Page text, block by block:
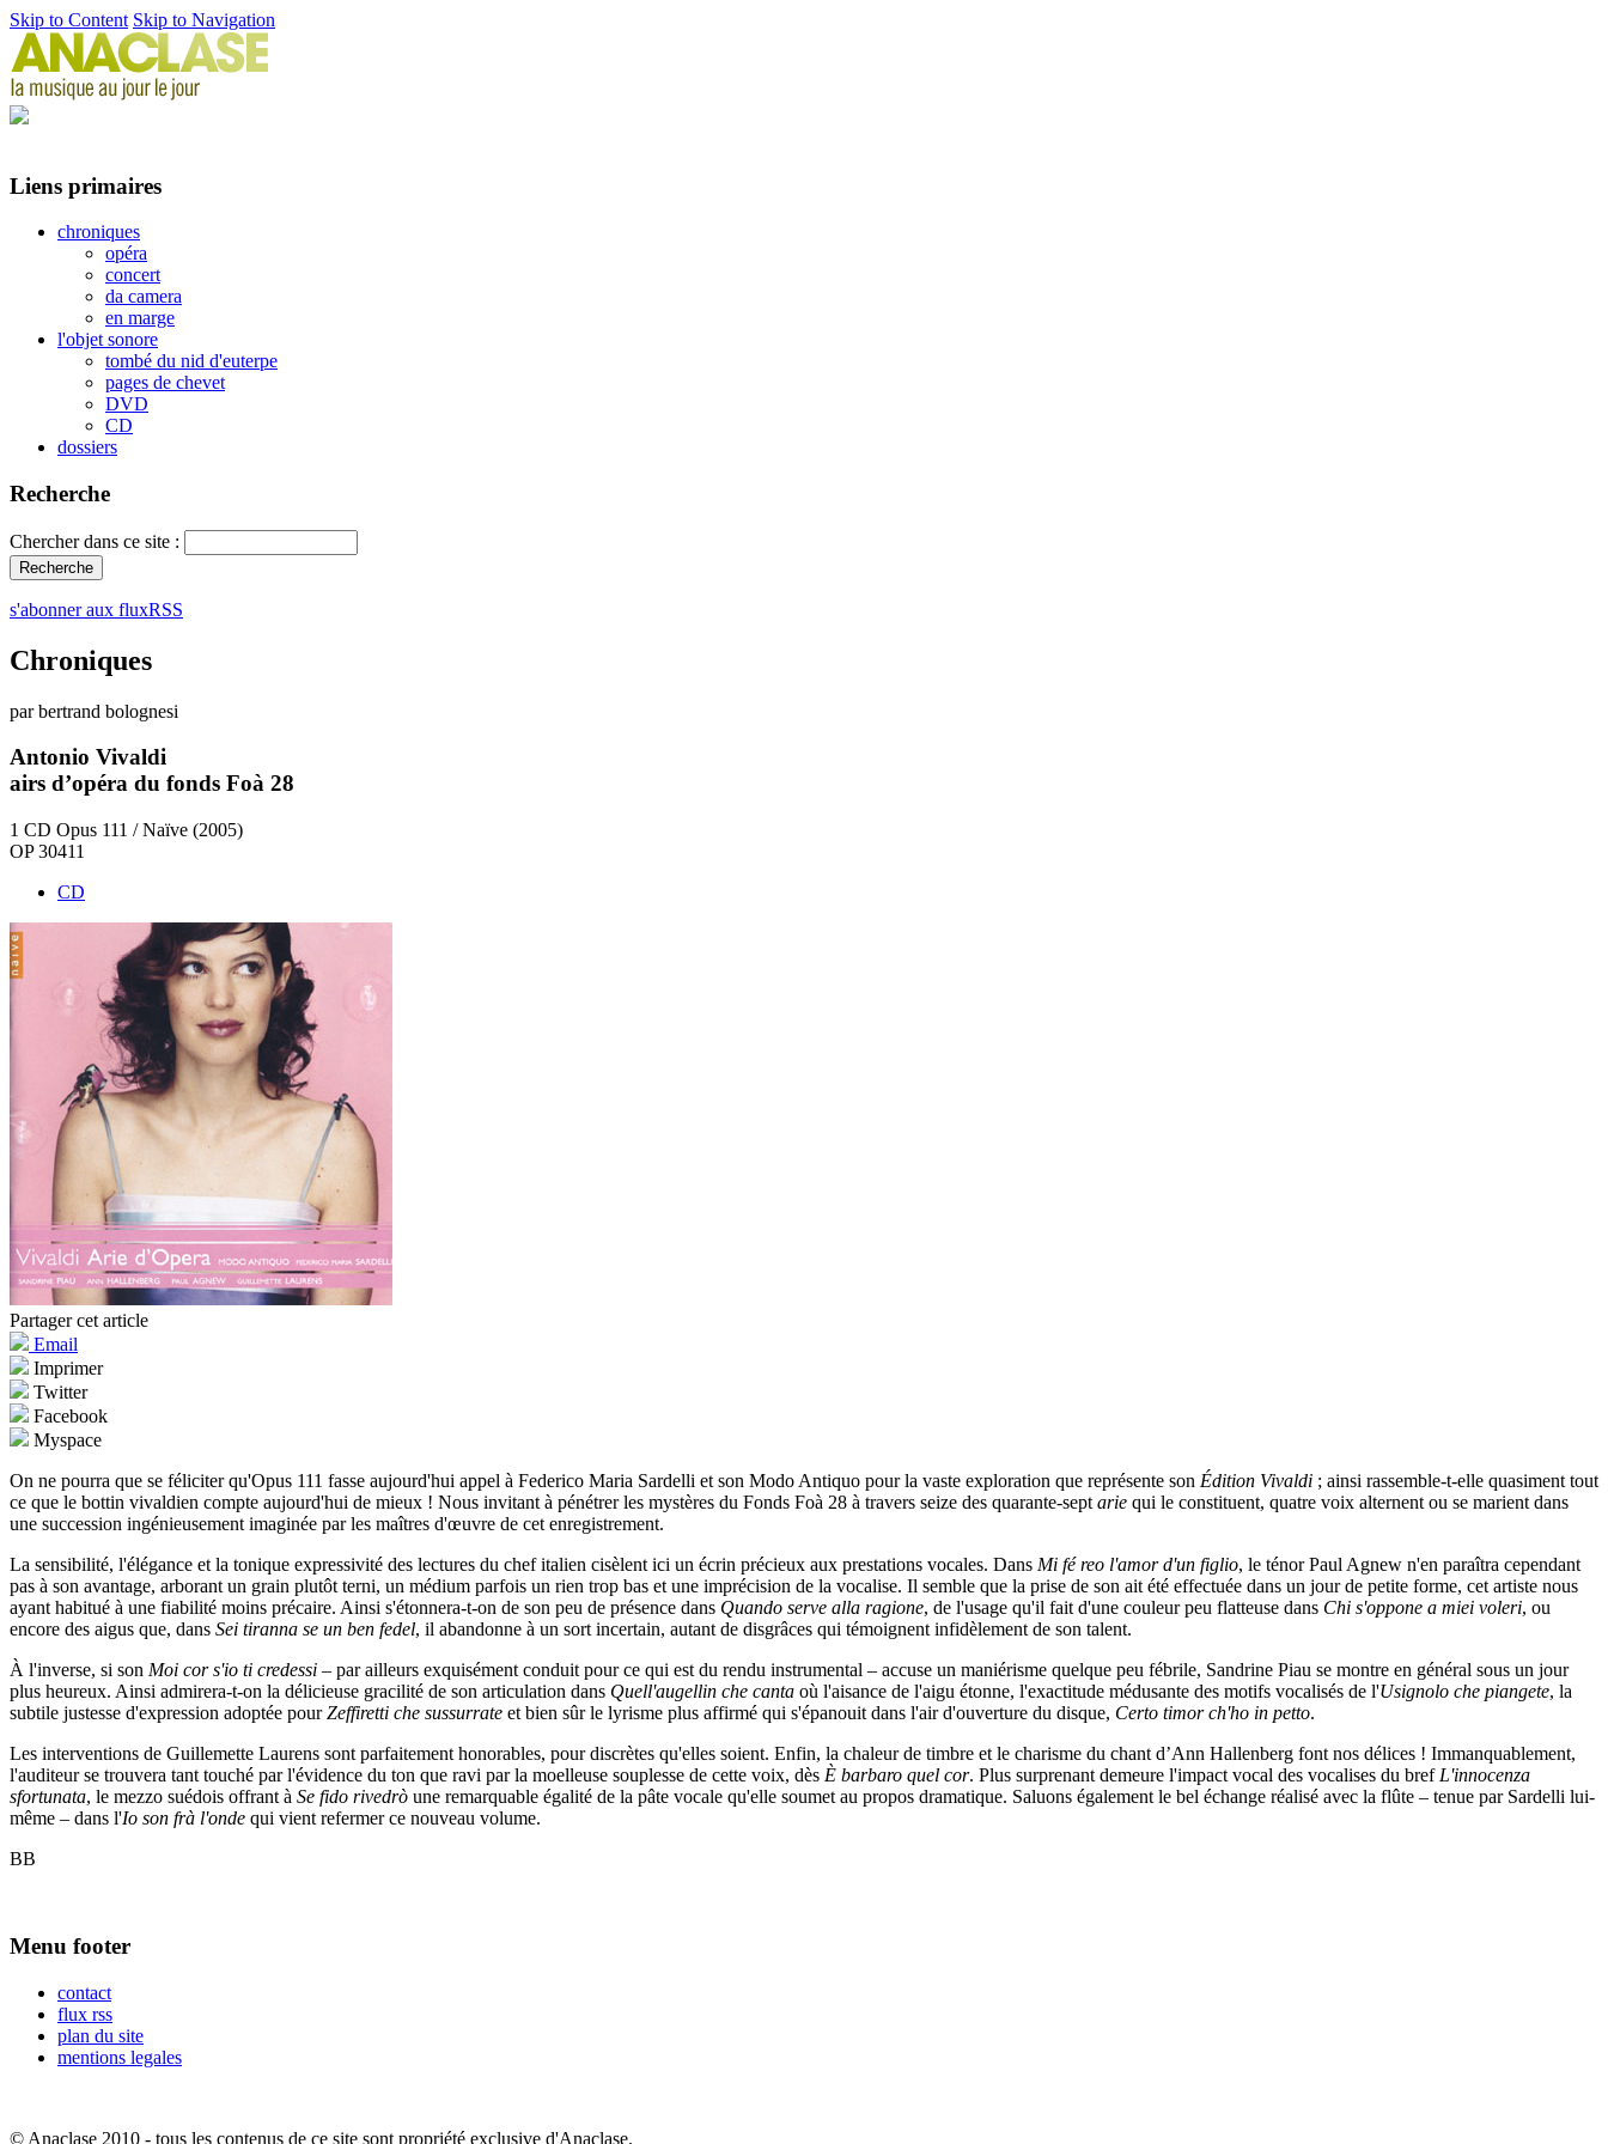
Skip to Content Skip to Navigation
Liens primaires
chroniques
opéra
concert
da camera
en marge
l'objet sonore
tombé du nid d'euterpe
pages de chevet
DVD
CD
dossiers
Recherche
Chercher dans ce site :
s'abonner aux fluxRSS
Chroniques
par bertrand bolognesi
Antonio Vivaldi
airs d’opéra du fonds Foà 28
1 CD Opus 111 / Naïve (2005)
OP 30411
CD
Partager cet article
Email
Imprimer
Twitter
Facebook
Myspace
On ne pourra que se féliciter qu'Opus 111 fasse aujourd'hui appel à Federico Maria Sardelli et son Modo Antiquo pour la vaste exploration que représente son Édition Vivaldi ; ainsi rassemble-t-elle quasiment tout
ce que le bottin vivaldien compte aujourd'hui de mieux ! Nous invitant à pénétrer les mystères du Fonds Foà 28 à travers seize des quarante-sept arie qui le constituent, quatre voix alternent ou se marient dans
une succession ingénieusement imaginée par les maîtres d'œuvre de cet enregistrement.
La sensibilité, l'élégance et la tonique expressivité des lectures du chef italien cisèlent ici un écrin précieux aux prestations vocales. Dans Mi fé reo l'amor d'un figlio, le ténor Paul Agnew n'en paraîtra cependant
pas à son avantage, arborant un grain plutôt terni, un médium parfois un rien trop bas et une imprécision de la vocalise. Il semble que la prise de son ait été effectuée dans un jour de petite forme, cet artiste nous
ayant habitué à une fiabilité moins précaire. Ainsi s'étonnera-t-on de son peu de présence dans Quando serve alla ragione, de l'usage qu'il fait d'une couleur peu flatteuse dans Chi s'oppone a miei voleri, ou
encore des aigus que, dans Sei tiranna se un ben fedel, il abandonne à un sort incertain, autant de disgrâces qui témoignent infidèlement de son talent.
À l'inverse, si son Moi cor s'io ti credessi – par ailleurs exquisément conduit pour ce qui est du rendu instrumental – accuse un maniérisme quelque peu fébrile, Sandrine Piau se montre en général sous un jour
plus heureux. Ainsi admirera-t-on la délicieuse gracilité de son articulation dans Quell'augellin che canta où l'aisance de l'aigu étonne, l'exactitude médusante des motifs vocalisés de l'Usignolo che piangete, la
subtile justesse d'expression adoptée pourZeffiretti che sussurrate et bien sûr le lyrisme plus affirmé qui s'épanouit dans l'air d'ouverture du disque, Certo timor ch'ho in petto.
Les interventions de Guillemette Laurens sont parfaitement honorables, pour discrètes qu'elles soient. Enfin, la chaleur de timbre et le charisme du chant d’Ann Hallenberg font nos délices ! Immanquablement,
l'auditeur se trouvera tant touché par l'évidence du ton que ravi par la moelleuse souplesse de cette voix, dès È barbaro quel cor. Plus surprenant demeure l'impact vocal des vocalises du bref L'innocenza
sfortunata, le mezzo suédois offrant à Se fido rivedrò une remarquable égalité de la pâte vocale qu'elle soumet au propos dramatique. Saluons également le bel échange réalisé avec la flûte – tenue par Sardelli lui-
même – dans l'Io son frà l'onde qui vient refermer ce nouveau volume.
BB
Menu footer
contact
flux rss
plan du site
mentions legales
© Anaclase 2010 - tous les contenus de ce site sont propriété exclusive d'Anaclase.